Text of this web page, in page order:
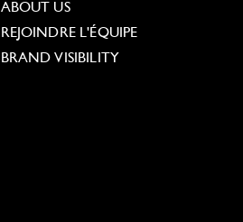
ABOUT US
REJOINDRE L'ÉQUIPE
BRAND VISIBILITY